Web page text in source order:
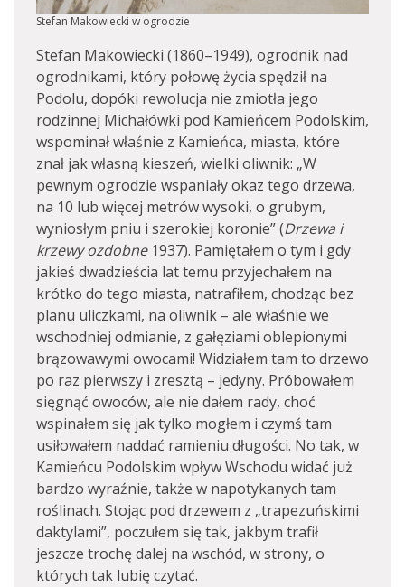
Stefan Makowiecki w ogrodzie
Stefan Makowiecki (1860–1949), ogrodnik nad
ogrodnikami, który połowę życia spędził na
Podolu, dopóki rewolucja nie zmiotła jego
rodzinnej Michałówki pod Kamieńcem Podolskim,
wspominał właśnie z Kamieńca, miasta, które
znał jak własną kieszeń, wielki oliwnik: „W
pewnym ogrodzie wspaniały okaz tego drzewa,
na 10 lub więcej metrów wysoki, o grubym,
wyniosłym pniu i szerokiej koronie” (Drzewa i
krzewy ozdobne1937). Pamiętałem o tym i gdy
jakieś dwadzieścia lat temu przyjechałem na
krótko do tego miasta, natrafiłem, chodząc bez
planu uliczkami, na oliwnik – ale właśnie we
wschodniej odmianie, z gałęziami oblepionymi
brązowawymi owocami! Widziałem tam to drzewo
po raz pierwszy i zresztą – jedyny. Próbowałem
sięgnąć owoców, ale nie dałem rady, choć
wspinałem się jak tylko mogłem i czymś tam
usiłowałem naddać ramieniu długości. No tak, w
Kamieńcu Podolskim wpływ Wschodu widać już
bardzo wyraźnie, także w napotykanych tam
roślinach. Stojąc pod drzewem z „trapezuńskimi
daktylami”, poczułem się tak, jakbym trafił
jeszcze trochę dalej na wschód, w strony, o
których tak lubię czytać.